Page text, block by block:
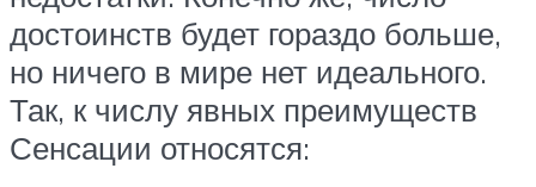
достоинств будет гораздо больше,
но ничего в мире нет идеального.
Так, к числу явных преимуществ
Сенсации относятся: